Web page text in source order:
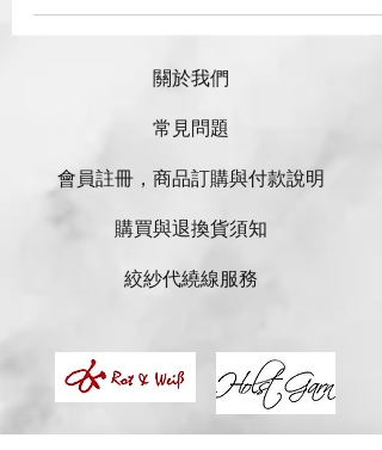
關於我們
常見問題
會員註冊，商品訂購與付款說明
購買與退換貨須知
絞紗代繞線服務